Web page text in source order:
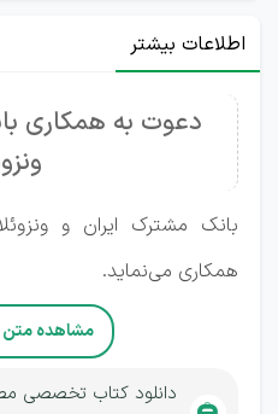
اطلاعات بیشتر
دعوت به همکاری
همکاری می‌نماید.
مشاهده متن
دانلود کتاب تخصصی